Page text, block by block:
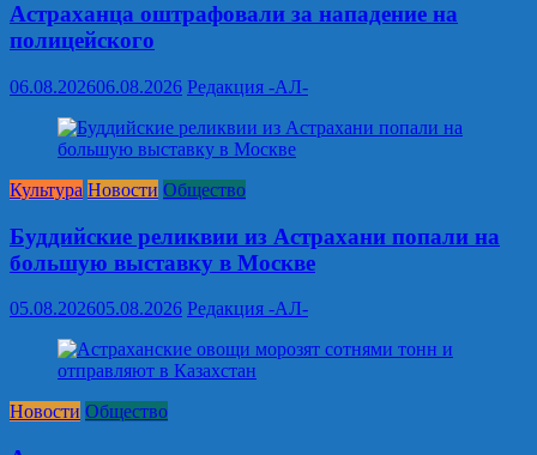
Астраханца оштрафовали за нападение на
полицейского
06.08.202606.08.2026 Редакция -АЛ-
Культура Новости Общество
Буддийские реликвии из Астрахани попали на
большую выставку в Москве
05.08.202605.08.2026 Редакция -АЛ-
Новости Общество